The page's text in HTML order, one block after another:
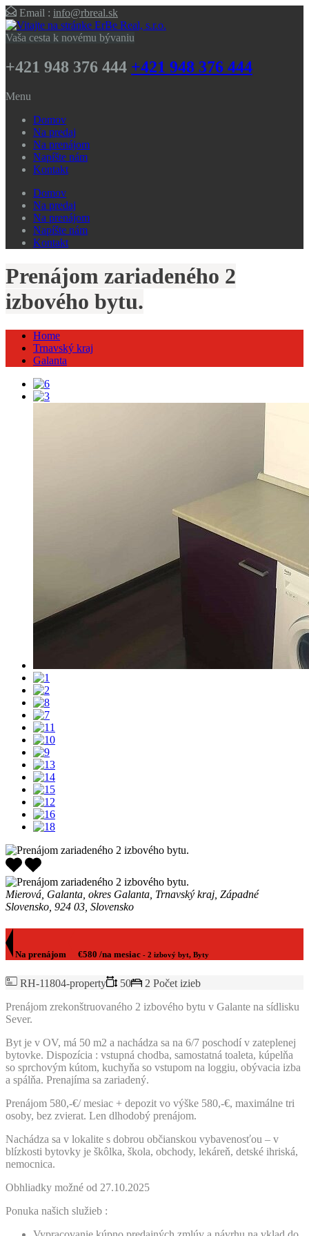
Email : info@rbreal.sk
Vaša cesta k novému bývaniu
+421 948 376 444 +421 948 376 444
Menu
Domov
Na predaj
Na prenájom
Napíšte nám
Kontakt
Domov
Na predaj
Na prenájom
Napíšte nám
Kontakt
Prenájom zariadeného 2
izbového bytu.
Home
Trnavský kraj
Galanta
Mierová, Galanta, okres Galanta, Trnavský kraj, Západné
Slovensko, 924 03, Slovensko
Na prenájom €580 /na mesiac - 2 izbový byt, Byty
RH-11804-property 50
2 Počet izieb
Prenájom zrekonštruovaného 2 izbového bytu v Galante na sídlisku
Sever.
Byt je v OV, má 50 m2 a nachádza sa na 6/7 poschodí v zateplenej
bytovke. Dispozícia : vstupná chodba, samostatná toaleta, kúpelňa
so sprchovým kútom, kuchyňa so vstupom na loggiu, obývacia izba
a spálňa. Prenajíma sa zariadený.
Prenájom 580,-€/ mesiac + depozit vo výške 580,-€, maximálne tri
osoby, bez zvierat. Len dlhodobý prenájom.
Nachádza sa v lokalite s dobrou občianskou vybavenosťou – v
blízkosti bytovky je škôlka, škola, obchody, lekáreň, detské ihriská,
nemocnica.
Obhliadky možné od 27.10.2025
Ponuka našich služieb :